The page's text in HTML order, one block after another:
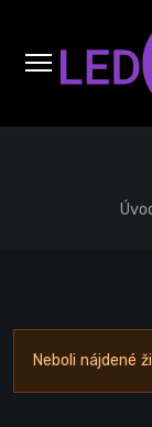
Neboli nájdené